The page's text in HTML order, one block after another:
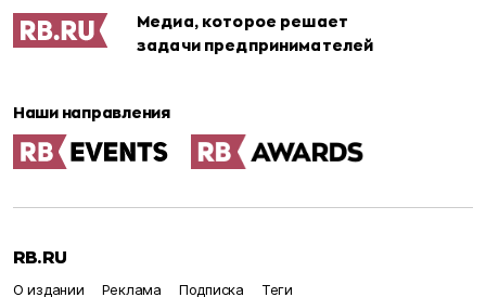
Медиа, которое решает
задачи предпринимателей
Наши направления
RB.RU
О издании Реклама Подписка Теги